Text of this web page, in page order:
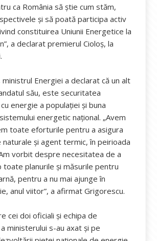
ca România să ştie cum stăm,
şi să poată participa activ
constituirea Uniunii Energetice la
a declarat premierul Cioloș, la
ministrul Energiei a declarat că un alt
său, este securitatea
energie a populației și buna
energetic național. „Avem
toate eforturile pentru a asigura
și agent termic, în peirioada
vorbit despre necesitatea de a
toate planurile și măsurile pentru
pentru a nu mai ajunge în
anul viitor”, a afirmat Grigorescu.
cei doi oficiali și echipa de
ministerului s-au axat și pe